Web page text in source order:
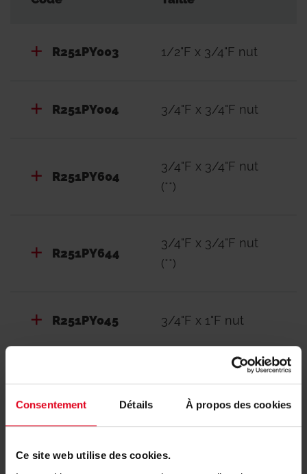
Consentement Détails À propos des cookies
Ce site web utilise des cookies.
R251PY003 1/2"F x 3/4"F nut
R251PY004 3/4"F x 3/4"F nut
R251PY604
3/4"F x 3/4"F nut
(**)
R251PY644
3/4"F x 3/4"F nut
(**)
R251PY045 3/4"F x 1"F nut